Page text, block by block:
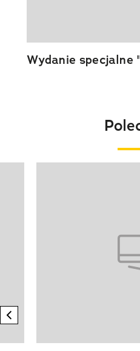
Wydanie
previous element